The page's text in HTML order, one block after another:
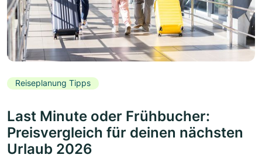
Reiseplanung Tipps
Last Minute oder Frühbucher:
Preisvergleich für deinen nächsten
Urlaub 2026